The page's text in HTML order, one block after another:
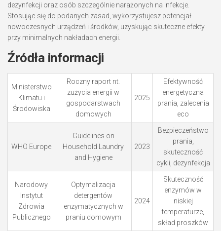
dezynfekcji oraz osób szczególnie narażonych na infekcje.
Stosując się do podanych zasad, wykorzystujesz potencjał
nowoczesnych urządzeń i środków, uzyskując skuteczne efekty
przy minimalnych nakładach energii.
Źródła informacji
Ministerstwo
Klimatu i
Środowiska
Roczny raport nt.
zużycia energii w
gospodarstwach
domowych
2025
Efektywność
energetyczna
prania, zalecenia
eco
WHO Europe
Guidelines on
Household Laundry
and Hygiene
2023
Bezpieczeństwo
prania,
skuteczność
cykli, dezynfekcja
Narodowy
Instytut
Zdrowia
Publicznego
Optymalizacja
detergentów
enzymatycznych w
praniu domowym
2024
Skuteczność
enzymów w
niskiej
temperaturze,
skład proszków